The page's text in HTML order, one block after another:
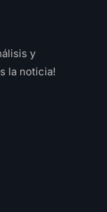
y
la noticia!